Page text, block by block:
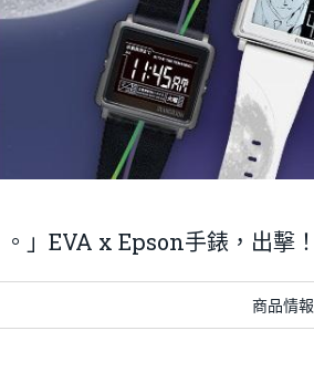
」EVA x Epson手錶，出擊！
商品情報